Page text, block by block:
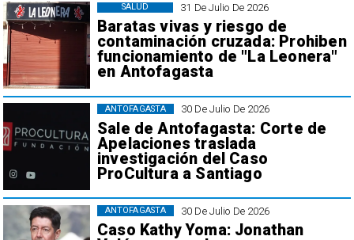
31 De Julio De 2026
Baratas vivas y riesgo de
contaminación cruzada: Prohiben
funcionamiento de "La Leonera"
en Antofagasta
SALUD
30 De Julio De 2026
Sale de Antofagasta: Corte de
Apelaciones traslada
investigación del Caso
ProCultura a Santiago
ANTOFAGASTA
30 De Julio De 2026
Caso Kathy Yoma: Jonathan
ANTOFAGASTA